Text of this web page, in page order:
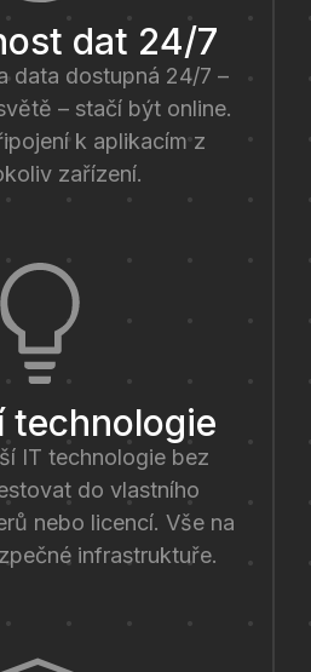
dat 24/7
data dostupná 24/7 –
– stačí být online.
k aplikacím z
zařízení.
technologie
IT technologie bez
do vlastního
nebo licencí. Vše na
infrastruktuře.